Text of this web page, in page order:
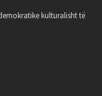
kulturalisht të